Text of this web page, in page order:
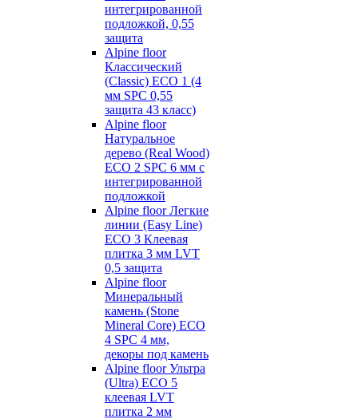
интегрированной
подложкой, 0,55
защита
Alpine floor
Классический
(Classic) ECO 1 (4
мм SPC 0,55
защита 43 класс)
Alpine floor
Натуральное
дерево (Real Wood)
ECO 2 SPC 6 мм с
интегрированной
подложкой
Alpine floor Легкие
линии (Easy Line)
ECO 3 Клеевая
плитка 3 мм LVT
0,5 защита
Alpine floor
Минеральный
камень (Stone
Mineral Core) ECO
4 SPC 4 мм,
декоры под камень
Alpine floor Ультра
(Ultra) ECO 5
клеевая LVT
плитка 2 мм